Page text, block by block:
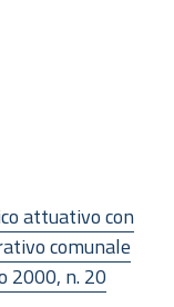
attuativo con
comunale
2000, n. 20